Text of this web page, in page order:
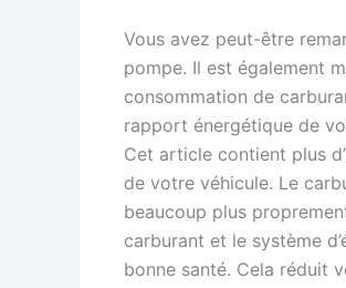
Vous avez peut-être
pompe. Il est également
consommation de
rapport énergétique de
Cet article contient plus
de votre véhicule. Le
beaucoup plus
carburant et le système
bonne santé. Cela réduit